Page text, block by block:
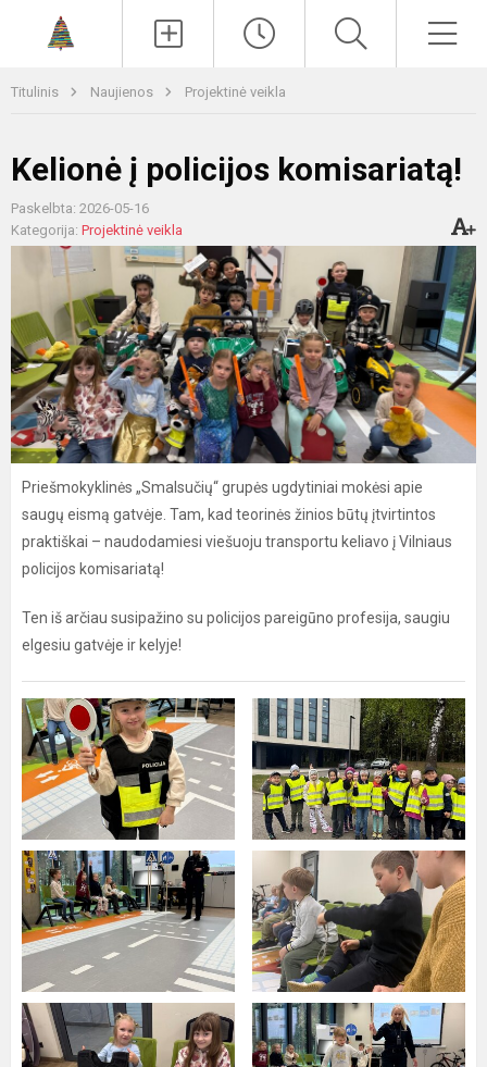
Titulinis Naujienos Projektinė veikla
Kelionė į policijos komisariatą!
Paskelbta: 2026-05-16
Kategorija: Projektinė veikla
Priešmokyklinės „Smalsučių“ grupės ugdytiniai mokėsi apie
saugų eismą gatvėje. Tam, kad teorinės žinios būtų įtvirtintos
praktiškai – naudodamiesi viešuoju transportu keliavo į Vilniaus
policijos komisariatą!
Ten iš arčiau susipažino su policijos pareigūno profesija, saugiu
elgesiu gatvėje ir kelyje!